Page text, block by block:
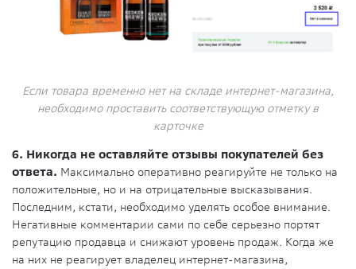
Если товара временно нет на складе интернет-магазина,
необходимо проставить соответствующую отметку в
карточке
6. Никогда не оставляйте отзывы покупателей без
ответа. Максимально оперативно реагируйте не только на
положительные, но и на отрицательные высказывания.
Последним, кстати, необходимо уделять особое внимание.
Негативные комментарии сами по себе серьезно портят
репутацию продавца и снижают уровень продаж. Когда же
на них не реагирует владелец интернет-магазина,